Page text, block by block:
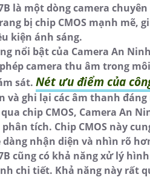
là một dòng camera
bị chip CMOS mạnh mẽ,
kiện ánh sáng.
nổi bật của Camera An
camera thu âm trong
sát. Nét ưu điểm của
và ghi lại các âm thanh
chip CMOS, Camera An
tích. Chip CMOS này
nhận diện và nhìn rõ
cũng có khả năng xử lý
chi tiết. Khả năng này rất